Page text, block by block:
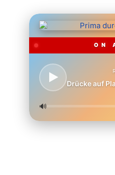
ON
Drücke auf
🔊
MUSIKWUNSCH